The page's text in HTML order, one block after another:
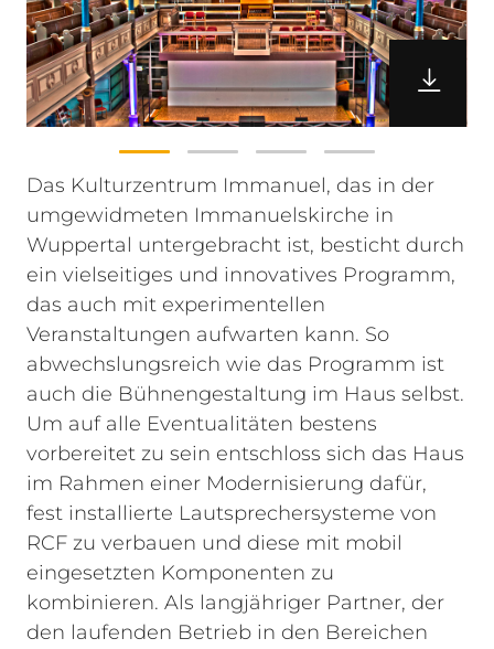
Das Kulturzentrum Immanuel, das in der
umgewidmeten Immanuelskirche in
Wuppertal untergebracht ist, besticht durch
ein vielseitiges und innovatives Programm,
das auch mit experimentellen
Veranstaltungen aufwarten kann. So
abwechslungsreich wie das Programm ist
auch die Bühnengestaltung im Haus selbst.
Um auf alle Eventualitäten bestens
vorbereitet zu sein entschloss sich das Haus
im Rahmen einer Modernisierung dafür,
fest installierte Lautsprechersysteme von
RCF zu verbauen und diese mit mobil
eingesetzten Komponenten zu
kombinieren. Als langjähriger Partner, der
den laufenden Betrieb in den Bereichen